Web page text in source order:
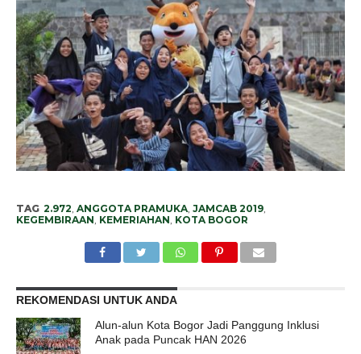
TAG 2.972 ANGGOTA PRAMUKA, JAMCAB 2019,
KEGEMBIRAAN KEMERIAHAN KOTA BOGOR
REKOMENDASI UNTUK ANDA
Alun-alun Kota Bogor Jadi Panggung Inklusi
Anak pada Puncak HAN 2026